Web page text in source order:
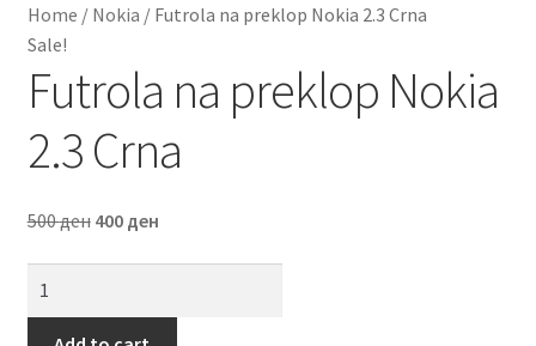
Blog
Sample Page
Детали за испорака
Контакт
Кошничка
Home / Nokia / Futrola na preklop Nokia 2.3 Crna
Sale!
Futrola na preklop Nokia
2.3 Crna
500ден 400 ден
preklop